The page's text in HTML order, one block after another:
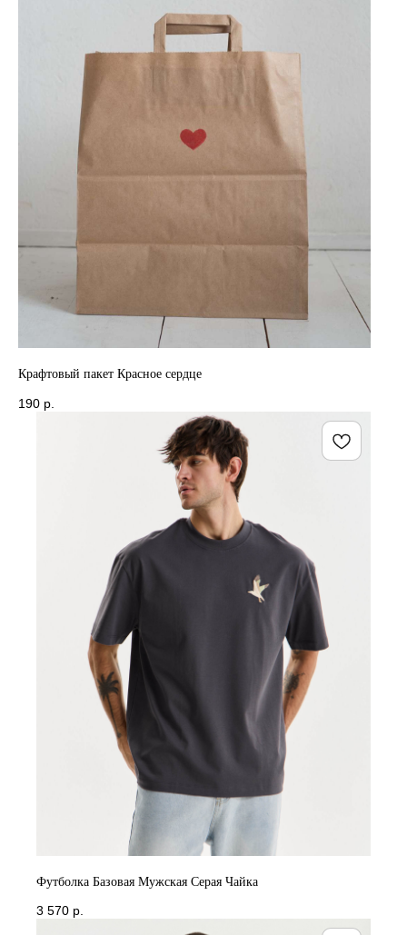
Крафтовый пакет Красное сердце
190 р.
Футболка Базовая Мужская Серая Чайка
3 570 р.